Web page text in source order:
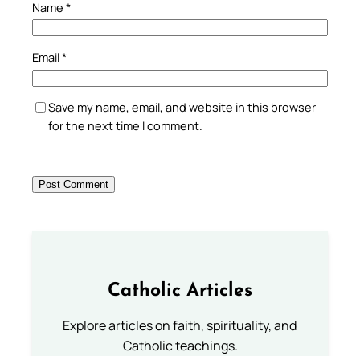
Name *
Email*
Save my name, email, and website in this browser
for the next time I comment.
Catholic Articles
Explore articles on faith, spirituality, and
Catholic teachings.